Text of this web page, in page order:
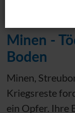
Minen -
Boden
Minen,
Kriegsreste
ein Opfer. Ihre